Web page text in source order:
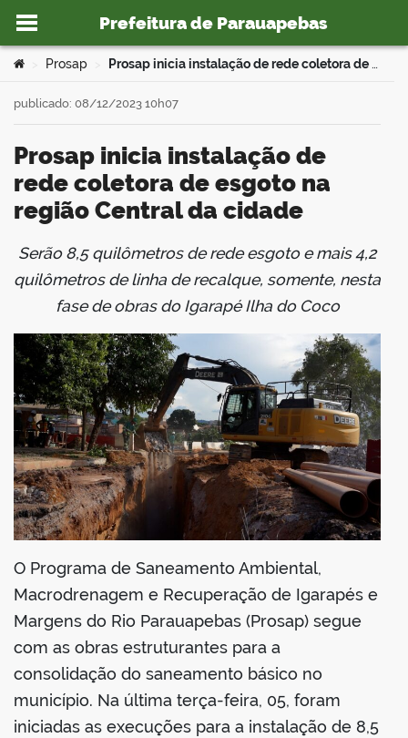
Ir para o conteúdo
Prefeitura de Parauapebas
portal
Você está aqui:
Prosap Prosap inicia instalação de rede coletora de esgoto na região Central da cidade
Prosap inicia instalação de
rede coletora de esgoto na
região Central da cidade
publicado: 08/12/2023 10h07
Serão 8,5 quilômetros de rede esgoto e mais 4,2
quilômetros de linha de recalque, somente, nesta
fase de obras do Igarapé Ilha do Coco
O Programa de Saneamento Ambiental,
Macrodrenagem e Recuperação de Igarapés e
Margens do Rio Parauapebas (Prosap) segue
com as obras estruturantes para a
consolidação do saneamento básico no
município. Na última terça-feira, 05, foram
iniciadas as execuções para a instalação de 8,5